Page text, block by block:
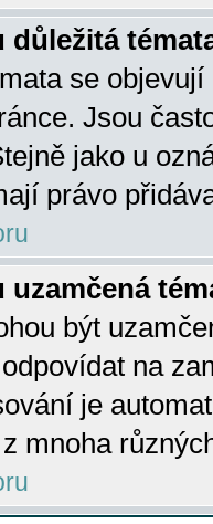
důležitá
se
Jsou
jako u
právo
uzamčená
být
na
je
mnoha